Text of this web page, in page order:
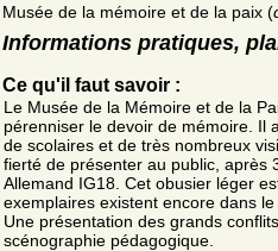
Musée de la mémoire et de la paix (
Informations pratiques,
Ce qu'il faut savoir :
Le Musée de la Mémoire et de la
pérenniser le devoir de mémoire. Il
de scolaires et de très nombreux
fierté de présenter au public, après
Allemand IG18. Cet obusier léger
exemplaires existent encore dans le
Une présentation des grands
scénographie pédagogique.